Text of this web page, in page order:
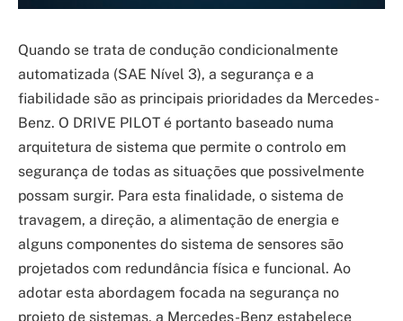
Quando se trata de condução condicionalmente
automatizada (SAE Nível 3), a segurança e a
fiabilidade são as principais prioridades da Mercedes-
Benz. O DRIVE PILOT é portanto baseado numa
arquitetura de sistema que permite o controlo em
segurança de todas as situações que possivelmente
possam surgir. Para esta finalidade, o sistema de
travagem, a direção, a alimentação de energia e
alguns componentes do sistema de sensores são
projetados com redundância física e funcional. Ao
adotar esta abordagem focada na segurança no
projeto de sistemas, a Mercedes-Benz estabelece